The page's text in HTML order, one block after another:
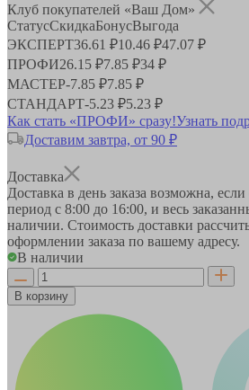
Клуб покупателей «Ваш Дом»
СтатусСкидкаБонусВыгода
ЭКСПЕРТ36.61 ₽10.46 ₽47.07 ₽
ПРОФИ26.15 ₽7.85 ₽34 ₽
МАСТЕР-7.85 ₽7.85 ₽
СТАНДАРТ-5.23 ₽5.23 ₽
Как стать «ПРОФИ» сразу!Узнать
Доставим завтра, от 90 ₽
Доставка
Доставка в день заказа возможна,
период с 8:00 до 16:00, и весь
наличии. Стоимость доставки
оформлении заказа по вашему адресу.
В наличии
В корзину